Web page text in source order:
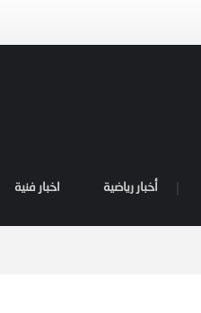
أخبار رياضية اخبار فنية